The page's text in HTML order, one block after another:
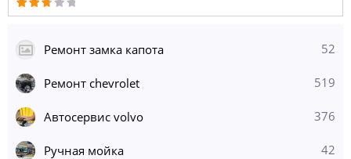
Ремонт замка капота 52
Ремонт chevrolet 519
Автосервис volvo 376
Ручная мойка 42